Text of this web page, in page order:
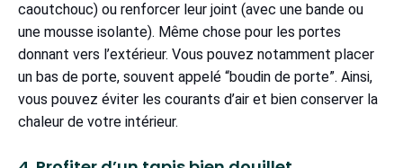
caoutchouc) ou renforcer leur joint (avec une bande ou
une mousse isolante). Même chose pour les portes
donnant vers l’extérieur. Vous pouvez notamment placer
un bas de porte, souvent appelé “boudin de porte”. Ainsi,
vous pouvez éviter les courants d’air et bien conserver la
chaleur de votre intérieur.